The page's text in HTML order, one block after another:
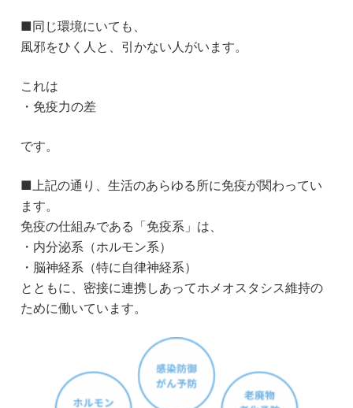
■同じ環境にいても、
風邪をひく人と、引かない人がいます。
これは
・免疫力の差
です。
■上記の通り、生活のあらゆる所に免疫が関わってい
ます。
免疫の仕組みである「免疫系」は、
・内分泌系（ホルモン系）
・脳神経系（特に自律神経系）
とともに、密接に連携しあってホメオスタシス維持の
ために働いています。